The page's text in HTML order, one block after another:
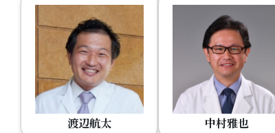
渡辺航太 中村雅也